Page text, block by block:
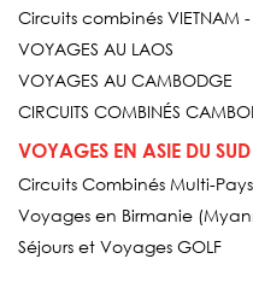
Circuits combinés VIETNAM
VOYAGES AU LAOS
VOYAGES AU CAMBODGE
CIRCUITS COMBINÉS
VOYAGES EN ASIE DU SUD
Circuits Combinés Multi-
Voyages en Birmanie
Séjours et Voyages GOLF